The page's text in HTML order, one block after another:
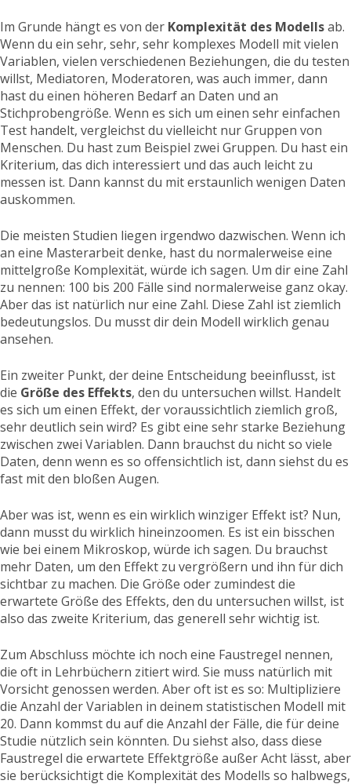
Im Grunde hängt es von der Komplexität des Modellsab.
Wenn du ein sehr, sehr, sehr komplexes Modell mit vielen
Variablen, vielen verschiedenen Beziehungen, die du testen
willst, Mediatoren, Moderatoren, was auch immer, dann
hast du einen höheren Bedarf an Daten und an
Stichprobengröße. Wenn es sich um einen sehr einfachen
Test handelt, vergleichst du vielleicht nur Gruppen von
Menschen. Du hast zum Beispiel zwei Gruppen. Du hast ein
Kriterium, das dich interessiert und das auch leicht zu
messen ist. Dann kannst du mit erstaunlich wenigen Daten
auskommen.
Die meisten Studien liegen irgendwo dazwischen. Wenn ich
an eine Masterarbeit denke, hast du normalerweise eine
mittelgroße Komplexität, würde ich sagen. Um dir eine Zahl
zu nennen: 100 bis 200 Fälle sind normalerweise ganz okay.
Aber das ist natürlich nur eine Zahl. Diese Zahl ist ziemlich
bedeutungslos. Du musst dir dein Modell wirklich genau
ansehen.
Ein zweiter Punkt, der deine Entscheidung beeinflusst, ist
die Größe des Effekts, den du untersuchen willst. Handelt
es sich um einen Effekt, der voraussichtlich ziemlich groß,
sehr deutlich sein wird? Es gibt eine sehr starke Beziehung
zwischen zwei Variablen. Dann brauchst du nicht so viele
Daten, denn wenn es so offensichtlich ist, dann siehst du es
fast mit den bloßen Augen.
Aber was ist, wenn es ein wirklich winziger Effekt ist? Nun,
dann musst du wirklich hineinzoomen. Es ist ein bisschen
wie bei einem Mikroskop, würde ich sagen. Du brauchst
mehr Daten, um den Effekt zu vergrößern und ihn für dich
sichtbar zu machen. Die Größe oder zumindest die
erwartete Größe des Effekts, den du untersuchen willst, ist
also das zweite Kriterium, das generell sehr wichtig ist.
Zum Abschluss möchte ich noch eine Faustregel nennen,
die oft in Lehrbüchern zitiert wird. Sie muss natürlich mit
Vorsicht genossen werden. Aber oft ist es so: Multipliziere
die Anzahl der Variablen in deinem statistischen Modell mit
20. Dann kommst du auf die Anzahl der Fälle, die für deine
Studie nützlich sein könnten. Du siehst also, dass diese
Faustregel die erwartete Effektgröße außer Acht lässt, aber
sie berücksichtigt die Komplexität des Modells so halbwegs,